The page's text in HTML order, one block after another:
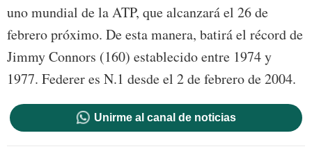
uno mundial de la ATP, que alcanzará el 26 de
febrero próximo. De esta manera, batirá el récord de
Jimmy Connors (160) establecido entre 1974 y
1977. Federer es N.1 desde el 2 de febrero de 2004.
Unirme al canal de noticias